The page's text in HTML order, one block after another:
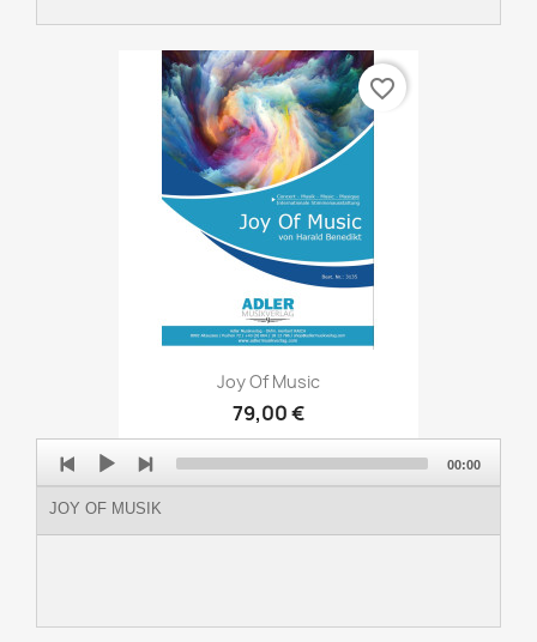
Joy Of Music
79,00 €
favorite_border
Player
JOY OF MUSIK
00:00